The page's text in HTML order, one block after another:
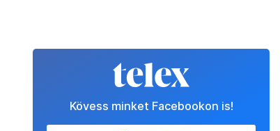
Kövess minket Facebookon is!